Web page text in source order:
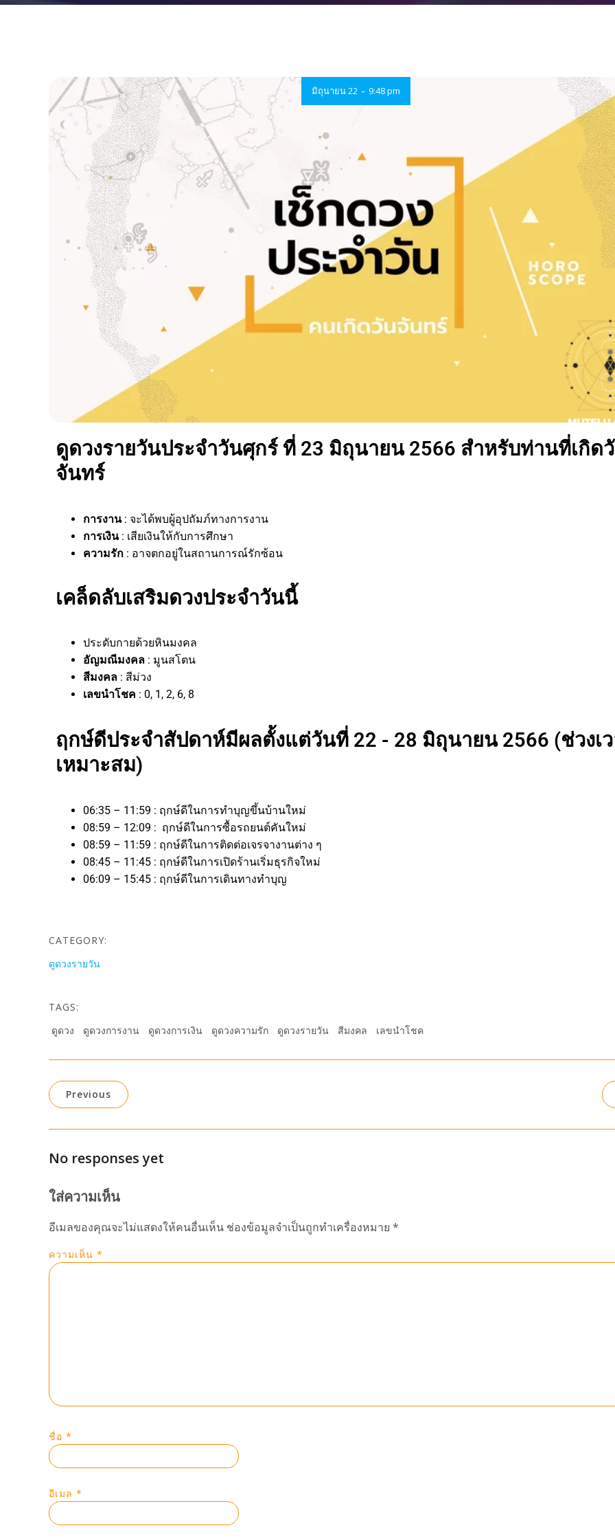
มิถุนายน 22 - 9:48 pm
ดูดวงรายวันประจำวันศุกร์ ที่ 23 มิถุนายน 2566 สำหรับท่านที่เกิด
จันทร์
การงาน : จะได้พบผู้อุปถัมภ์ทางการงาน
การเงิน : เสียเงินให้กับการศึกษา
ความรัก : อาจตกอยู่ในสถานการณ์รักซ้อน
เคล็ดลับเสริมดวงประจำวันนี้
ประดับกายด้วยหินมงคล
อัญมณีมงคล : มูนสโตน
สีมงคล : สีม่วง
เลขนำโชค : 0, 1, 2, 6, 8
ฤกษ์ดีประจำสัปดาห์มีผลตั้งแต่วันที่ 22 - 28 มิถุนายน 2566 (ช่วงเ
เหมาะสม)
06:35 – 11:59 : ฤกษ์ดีในการทำบุญขึ้นบ้านใหม่
08:59 – 12:09 : ฤกษ์ดีในการซื้อรถยนต์คันใหม่
08:59 – 11:59 : ฤกษ์ดีในการติดต่อเจรจางานต่าง ๆ
08:45 – 11:45 : ฤกษ์ดีในการเปิดร้านเริ่มธุรกิจใหม่
06:09 – 15:45 : ฤกษ์ดีในการเดินทางทำบุญ
CATEGORY:
ดูดวงรายวัน
TAGS:
ดูดวง
ดูดวงการงาน ดูดวงการเงิน ดูดวงความรัก ดูดวงรายวัน สีมงคล เลขนำโชค
Previous
No responses yet
ใส่ความเห็น
อีเมลของคุณจะไม่แสดงให้คนอื่นเห็น ช่องข้อมูลจำเป็นถูกทำเครื่องหมาย *
ความเห็น *
ชื่อ *
อีเมล *